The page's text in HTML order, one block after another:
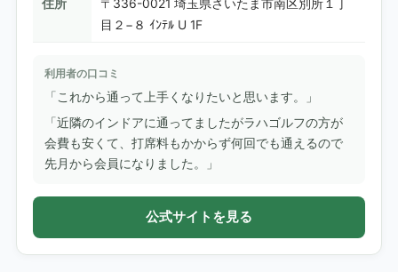
住所
〒336-0021 埼玉県さいたま市南区別所１丁
目２−８ ｲﾝﾃﾙ U 1F
利用者の口コミ
「これから通って上手くなりたいと思います。」
「近隣のインドアに通ってましたがラハゴルフの方が
会費も安くて、打席料もかからず何回でも通えるので
先月から会員になりました。」
公式サイトを見る